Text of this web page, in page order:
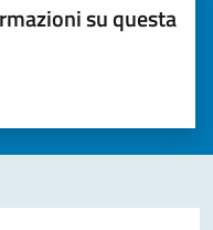
su questa
1 a 5 stelle)la chiarezza delle